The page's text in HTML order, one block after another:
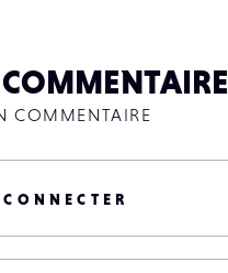
COMMENTAIRE